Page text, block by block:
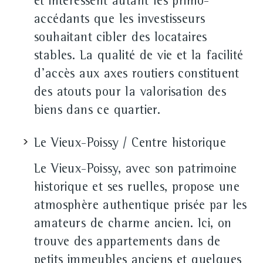
accédants que les investisseurs
souhaitant cibler des locataires
stables. La qualité de vie et la facilité
d'accès aux axes routiers constituent
des atouts pour la valorisation des
biens dans ce quartier.
Le Vieux-Poissy / Centre historique
Le Vieux-Poissy, avec son patrimoine
historique et ses ruelles, propose une
atmosphère authentique prisée par les
amateurs de charme ancien. Ici, on
trouve des appartements dans de